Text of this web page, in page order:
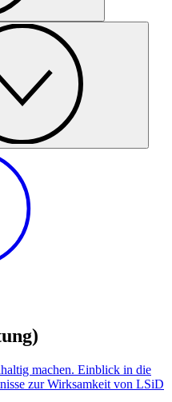
machen. Einblick in die
zur Wirksamkeit von LSiD